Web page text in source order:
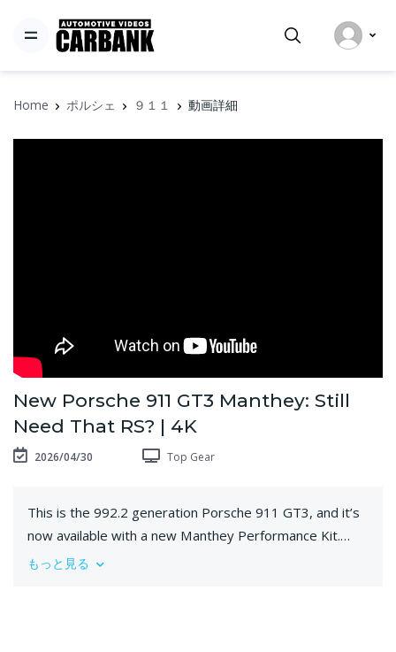
Home ポルシェ ９１１ 動画詳細
New Porsche 911 GT3 Manthey: Still
Need That RS? | 4K
2026/04/30 Top Gear
This is the 992.2 generation Porsche 911 GT3, and it’s
now available with a new Manthey Performance Kit.
Which might mean nothing, but Manthey has been at
もっと見る